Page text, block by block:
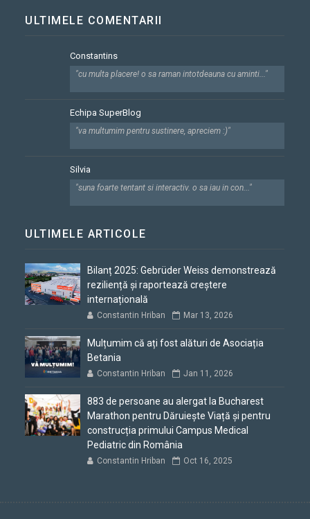
ULTIMELE COMENTARII
Constantins
"cu multa placere! o sa raman intotdeauna cu aminti..."
Echipa SuperBlog
"va multumim pentru sustinere, apreciem :)"
Silvia
"suna foarte tentant si interactiv. o sa iau in con..."
ULTIMELE ARTICOLE
Bilanț 2025: Gebrüder Weiss demonstrează
reziliență și raportează creștere
internațională
Constantin Hriban Mar 13, 2026
Mulțumim că ați fost alături de Asociația
Betania
Constantin Hriban Jan 11, 2026
883 de persoane au alergat la Bucharest
Marathon pentru Dăruiește Viață și pentru
construcția primului Campus Medical
Pediatric din România
Constantin Hriban Oct 16, 2025